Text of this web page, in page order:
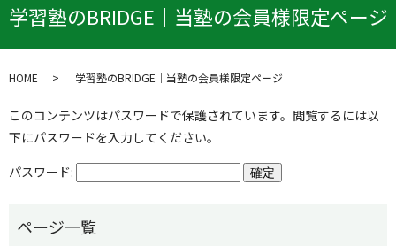
学習塾のBRIDGE｜当塾の会員様限定ページ
HOME 学習塾のBRIDGE｜当塾の会員様限定ページ
このコンテンツはパスワードで保護されています。閲覧するには以
下にパスワードを入力してください。
パスワード: